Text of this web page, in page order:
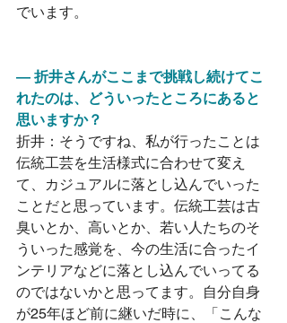
でいます。
― 折井さんがここまで挑戦し続けてこ
れたのは、どういったところにあると
思いますか？
折井：そうですね、私が行ったことは
伝統工芸を生活様式に合わせて変え
て、カジュアルに落とし込んでいった
ことだと思っています。伝統工芸は古
臭いとか、高いとか、若い人たちのそ
ういった感覚を、今の生活に合ったイ
ンテリアなどに落とし込んでいってる
のではないかと思ってます。自分自身
が25年ほど前に継いだ時に、「こんな